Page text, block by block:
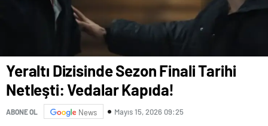
Yeraltı Dizisinde Sezon Finali Tarihi
Netleşti: Vedalar Kapıda!
ABONE OL News Mayıs 15, 2026 09:25